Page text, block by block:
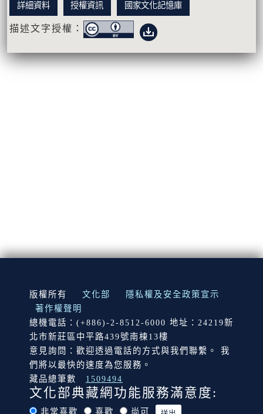
詳細資料 授權資訊 國家文化記憶庫
描述文字授權：
:::
版權所有 文化部
隱私權及安全政策宣示
著作權聲明
總機電話：(+886)-2-8512-6000 地址：24219新
北市新莊區中平路439號南棟13樓
意見詢問：歡迎透過電話的方式與我們聯繫。 我
們將以最快的速度為您服務。
藏品總筆數
1509494
文化部典藏網功能服務滿意度:
非常喜歡 喜歡 尚可